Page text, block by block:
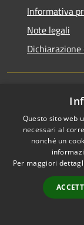
Informativa
Note legali
Accessibilità
Privacy
Mappa del sito
Cloud Office
Portale
Questo sito web
necessari al
nonché un
Per maggiori